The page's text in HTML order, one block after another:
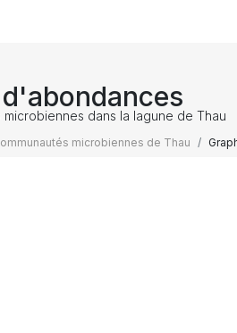
dans la lagune de Thau
microbiennes de Thau